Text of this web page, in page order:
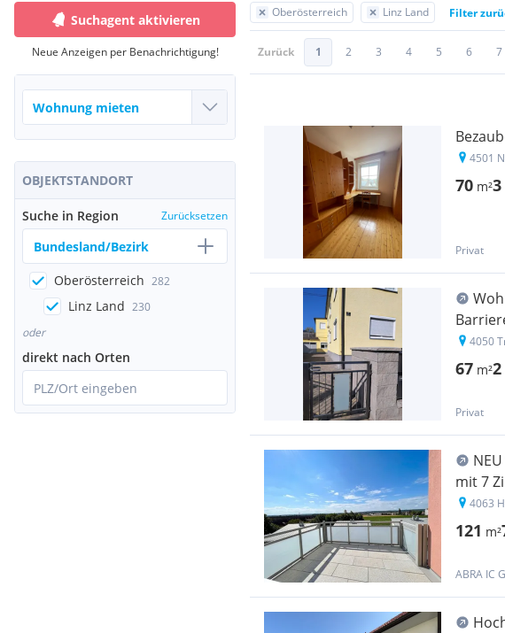
Suchagent aktivieren
Neue Anzeigen per Benachrichtigung!
OBJEKTSTANDORT
Suche in Region Zurücksetzen
Bundesland/Bezirk
Oberösterreich 282
Linz Land 230
oder
direkt nach Orten
PLZ/Ort eingeben
Oberösterreich Linz Land Filter
Zurück 1 2 3 4 5 6 7
4501
70 m²3
Privat
4050
67 m²2
Privat
mit 7
4063
121 m²
ABRA IC